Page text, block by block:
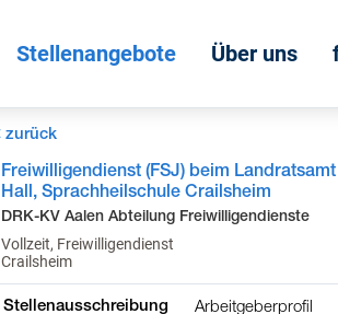
Stellenangebote Über uns
zurück
Freiwilligendienst (FSJ) beim
Hall, Sprachheilschule Crailsheim
DRK-KV Aalen Abteilung Freiwilligendienste
Vollzeit, Freiwilligendienst
Crailsheim
Stellenausschreibung Arbeitgeberprofil